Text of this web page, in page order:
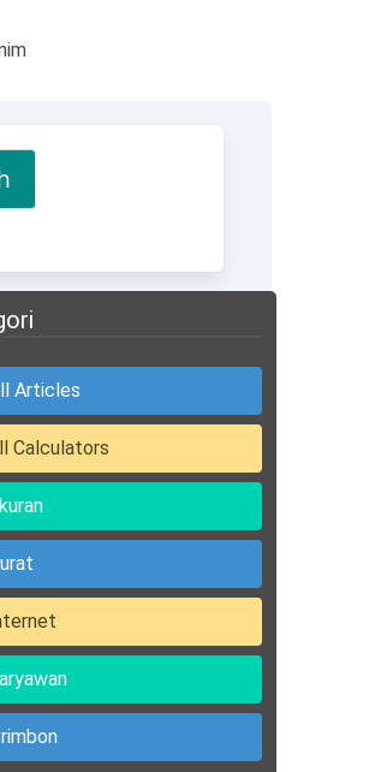
Articles
Calculators